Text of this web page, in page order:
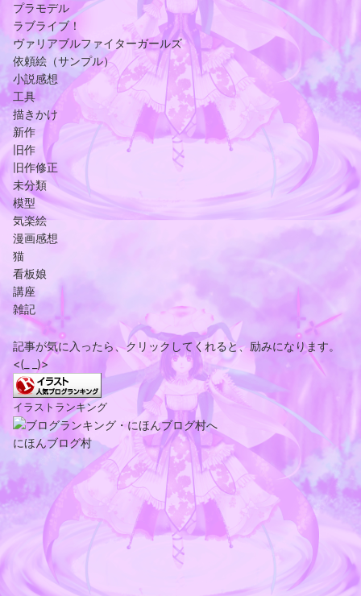
プラモデル
ラブライブ！
ヴァリアブルファイターガールズ
依頼絵（サンプル）
小説感想
工具
描きかけ
新作
旧作
旧作修正
未分類
模型
気楽絵
漫画感想
猫
看板娘
講座
雑記
記事が気に入ったら、クリックしてくれると、励みになります。
<(_ _)>
イラストランキング
にほんブログ村